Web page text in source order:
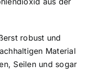
robust und
Material
Seilen und sogar